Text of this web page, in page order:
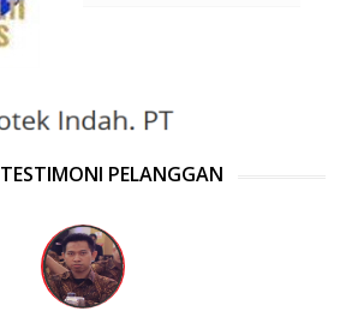
TESTIMONI PELANGGAN